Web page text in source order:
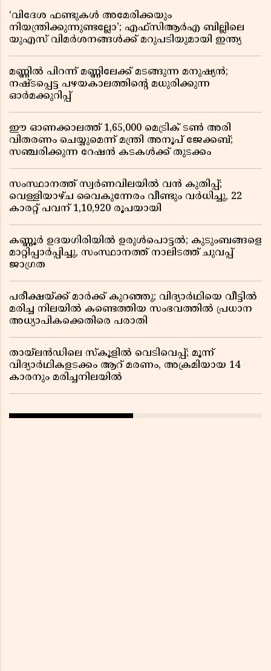
‘വിദേശ ഫണ്ടുകൾ അമേരിക്കയും
നിയന്ത്രിക്കുന്നുണ്ടല്ലോ’; എഫ്സിആർഎ ബില്ലിലെ
യുഎസ് വിമർശനങ്ങൾക്ക് മറുപടിയുമായി ഇന്ത്യ
മണ്ണിൽ പിറന്ന് മണ്ണിലേക്ക് മടങ്ങുന്ന മനുഷ്യൻ;
നഷ്ടപ്പെട്ട പഴയകാലത്തിൻ്റെ മധുരിക്കുന്ന
ഓർമക്കുറിപ്പ്
ഈ ഓണക്കാലത്ത് 1,65,000 മെട്രിക് ടൺ അരി
വിതരണം ചെയ്യുമെന്ന് മന്ത്രി അനൂപ് ജേക്കബ്;
സഞ്ചരിക്കുന്ന റേഷൻ കടകൾക്ക് തുടക്കം
സംസ്ഥാനത്ത് സ്വർണവിലയിൽ വൻ കുതിപ്പ്;
വെള്ളിയാഴ്ച വൈകുന്നേരം വീണ്ടും വർധിച്ചു, 22
കാരറ്റ് പവന് 1,10,920 രൂപയായി
കണ്ണൂർ ഉദയഗിരിയിൽ ഉരുൾപൊട്ടൽ; കുടുംബങ്ങളെ
മാറ്റിപ്പാർപ്പിച്ചു, സംസ്ഥാനത്ത് നാലിടത്ത് ചുവപ്പ്
ജാഗ്രത
പരീക്ഷയ്ക്ക് മാർക്ക് കുറഞ്ഞു; വിദ്യാർഥിയെ വീട്ടിൽ
മരിച്ച നിലയിൽ കണ്ടെത്തിയ സംഭവത്തിൽ പ്രധാന
അധ്യാപികക്കെതിരെ പരാതി
തായ്‌ലൻഡിലെ സ്‌കൂളിൽ വെടിവെപ്പ്; മൂന്ന്
വിദ്യാർഥികളടക്കം ആറ് മരണം, അക്രമിയായ 14
കാരനും മരിച്ചനിലയിൽ